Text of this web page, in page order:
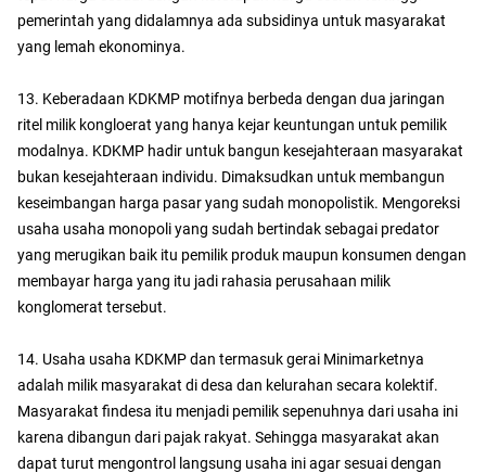
pemerintah yang didalamnya ada subsidinya untuk masyarakat
yang lemah ekonominya.
13. Keberadaan KDKMP motifnya berbeda dengan dua jaringan
ritel milik kongloerat yang hanya kejar keuntungan untuk pemilik
modalnya. KDKMP hadir untuk bangun kesejahteraan masyarakat
bukan kesejahteraan individu. Dimaksudkan untuk membangun
keseimbangan harga pasar yang sudah monopolistik. Mengoreksi
usaha usaha monopoli yang sudah bertindak sebagai predator
yang merugikan baik itu pemilik produk maupun konsumen dengan
membayar harga yang itu jadi rahasia perusahaan milik
konglomerat tersebut.
14. Usaha usaha KDKMP dan termasuk gerai Minimarketnya
adalah milik masyarakat di desa dan kelurahan secara kolektif.
Masyarakat findesa itu menjadi pemilik sepenuhnya dari usaha ini
karena dibangun dari pajak rakyat. Sehingga masyarakat akan
dapat turut mengontrol langsung usaha ini agar sesuai dengan